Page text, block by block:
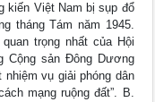
kiến Việt Nam bị sụp đổ
tháng Tám năm 1945.
trọng nhất của Hội
Cộng sản Đông Dương
nhiệm vụ giải phóng dân
mạng ruộng đất”. B.